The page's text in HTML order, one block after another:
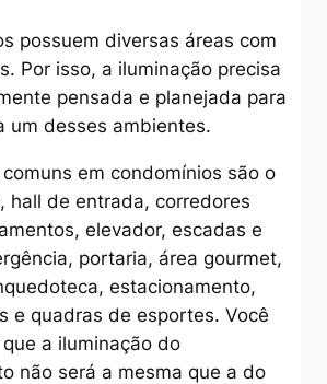
possuem diversas áreas com
Por isso, a iluminação precisa
pensada e planejada para
um desses ambientes.
em condomínios são o
hall de entrada, corredores
elevador, escadas e
portaria, área gourmet,
estacionamento,
e quadras de esportes. Você
a iluminação do
não será a mesma que a do